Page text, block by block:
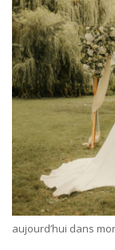
aujourd’hui dans